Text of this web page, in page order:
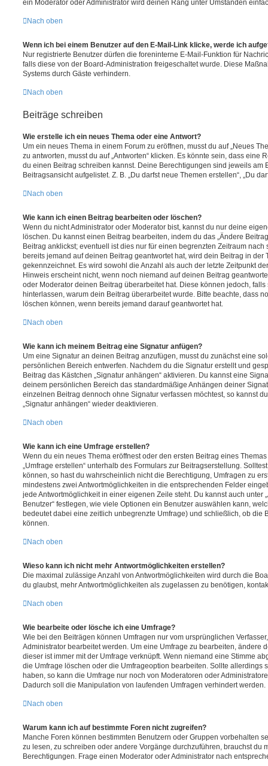
ein Moderator oder Administrator wird deinen Rang unter Umständen
Nach oben
Wenn ich bei einem Benutzer auf den E-Mail-Link klicke, werde ich
Nur registrierte Benutzer dürfen die foreninterne E-Mail-Funktion für
falls diese von der Board-Administration freigeschaltet wurde. Diese
Systems durch Gäste verhindern.
Nach oben
Beiträge schreiben
Wie erstelle ich ein neues Thema oder eine Antwort?
Um ein neues Thema in einem Forum zu eröffnen, musst du auf „Neues
zu antworten, musst du auf „Antworten“ klicken. Es könnte sein, dass eine
du einen Beitrag schreiben kannst. Deine Berechtigungen sind jeweils am
Beitragsansicht aufgelistet. Z. B. „Du darfst neue Themen erstellen“, „Du
Nach oben
Wie kann ich einen Beitrag bearbeiten oder löschen?
Wenn du nicht Administrator oder Moderator bist, kannst du nur deine
löschen. Du kannst einen Beitrag bearbeiten, indem du das „Ändere
Beitrag anklickst; eventuell ist dies nur für einen begrenzten Zeitraum
bereits jemand auf deinen Beitrag geantwortet hat, wird dein Beitrag in der
gekennzeichnet. Es wird sowohl die Anzahl als auch der letzte Zeitpunkt
Hinweis erscheint nicht, wenn noch niemand auf deinen Beitrag
oder Moderator deinen Beitrag überarbeitet hat. Diese können jedoch,
hinterlassen, warum dein Beitrag überarbeitet wurde. Bitte beachte, dass
löschen können, wenn bereits jemand darauf geantwortet hat.
Nach oben
Wie kann ich meinem Beitrag eine Signatur anfügen?
Um eine Signatur an deinen Beitrag anzufügen, musst du zunächst eine
persönlichen Bereich entwerfen. Nachdem du die Signatur erstellt und
Beitrag das Kästchen „Signatur anhängen“ aktivieren. Du kannst eine
deinem persönlichen Bereich das standardmäßige Anhängen deiner
einzelnen Beitrag dennoch ohne Signatur verfassen möchtest, so kannst
„Signatur anhängen“ wieder deaktivieren.
Nach oben
Wie kann ich eine Umfrage erstellen?
Wenn du ein neues Thema eröffnest oder den ersten Beitrag eines
„Umfrage erstellen“ unterhalb des Formulars zur Beitragserstellung.
können, so hast du wahrscheinlich nicht die Berechtigung, Umfragen zu
mindestens zwei Antwortmöglichkeiten in die entsprechenden Felder
jede Antwortmöglichkeit in einer eigenen Zeile steht. Du kannst auch unter
Benutzer“ festlegen, wie viele Optionen ein Benutzer auswählen kann,
bedeutet dabei eine zeitlich unbegrenzte Umfrage) und schließlich, ob die
können.
Nach oben
Wieso kann ich nicht mehr Antwortmöglichkeiten erstellen?
Die maximal zulässige Anzahl von Antwortmöglichkeiten wird durch die
du glaubst, mehr Antwortmöglichkeiten als zugelassen zu benötigen,
Nach oben
Wie bearbeite oder lösche ich eine Umfrage?
Wie bei den Beiträgen können Umfragen nur vom ursprünglichen
Administrator bearbeitet werden. Um eine Umfrage zu bearbeiten, ändere
dieser ist immer mit der Umfrage verknüpft. Wenn niemand eine Stimme
die Umfrage löschen oder die Umfrageoption bearbeiten. Sollte allerdings
haben, so kann die Umfrage nur noch von Moderatoren oder
Dadurch soll die Manipulation von laufenden Umfragen verhindert werden.
Nach oben
Warum kann ich auf bestimmte Foren nicht zugreifen?
Manche Foren können bestimmten Benutzern oder Gruppen vorbehalten
zu lesen, zu schreiben oder andere Vorgänge durchzuführen, brauchst du
Berechtigungen. Frage einen Moderator oder Administrator nach